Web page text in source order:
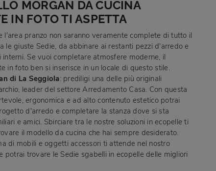
MORGAN DA CUCINA
IN FOTO TI ASPETTA
l'area pranzo non saranno veramente complete di tutto il
le giuste Sedie, da abbinare ai restanti pezzi d'arredo e
interni. Se vuoi completare atmosfere moderne, il
in foto ben si inserisce in un locale di questo stile.
di La Seggiola: prediligi una delle più originali
leader del settore Arredamento Casa. Con questa
ergonomica e ad alto contenuto estetico potrai
d'arredo e completare la stanza dove si sta
e amici. Sbirciare tra le nostre soluzioni in ecopelle ti
il modello da cucina che hai sempre desiderato.
di mobili e oggetti accessori ti attende nel nostro
potrai trovare le Sedie sgabelli in ecopelle delle migliori